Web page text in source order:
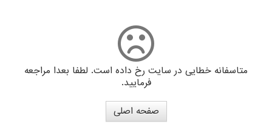
متاسفانه خطایی در سایت رخ داده است. لطفا بعدا مراجعه
فرمایید.
صفحه اصلی